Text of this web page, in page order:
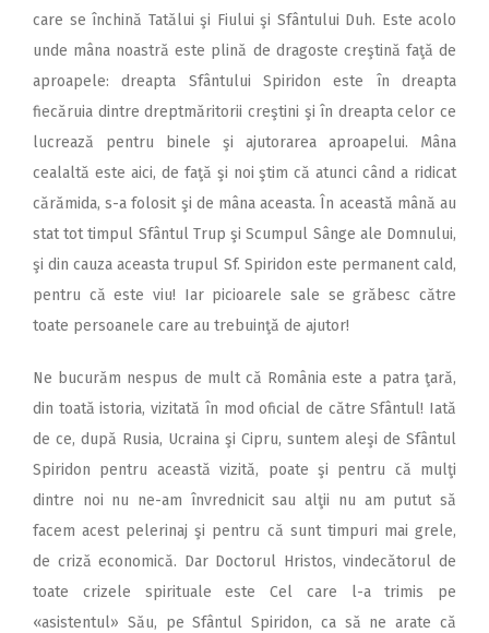
care se închină Tatălui şi Fiului şi Sfântului Duh. Este acolo
unde mâna noastră este plină de dragoste creştină faţă de
aproapele: dreapta Sfântului Spiridon este în dreapta
fiecăruia dintre dreptmăritorii creştini şi în dreapta celor ce
lucrează pentru binele şi ajutorarea aproapelui. Mâna
cealaltă este aici, de faţă şi noi ştim că atunci când a ridicat
cărămida, s-a folosit şi de mâna aceasta. În această mână au
stat tot timpul Sfântul Trup şi Scumpul Sânge ale Domnului,
şi din cauza aceasta trupul Sf. Spiridon este permanent cald,
pentru că este viu! Iar picioarele sale se grăbesc către
toate persoanele care au trebuinţă de ajutor!
Ne bucurăm nespus de mult că România este a patra ţară,
din toată istoria, vizitată în mod oficial de către Sfântul! Iată
de ce, după Rusia, Ucraina şi Cipru, suntem aleşi de Sfântul
Spiridon pentru această vizită, poate şi pentru că mulţi
dintre noi nu ne-am învrednicit sau alţii nu am putut să
facem acest pelerinaj şi pentru că sunt timpuri mai grele,
de criză economică. Dar Doctorul Hristos, vindecătorul de
toate crizele spirituale este Cel care l-a trimis pe
«asistentul» Său, pe Sfântul Spiridon, ca să ne arate că